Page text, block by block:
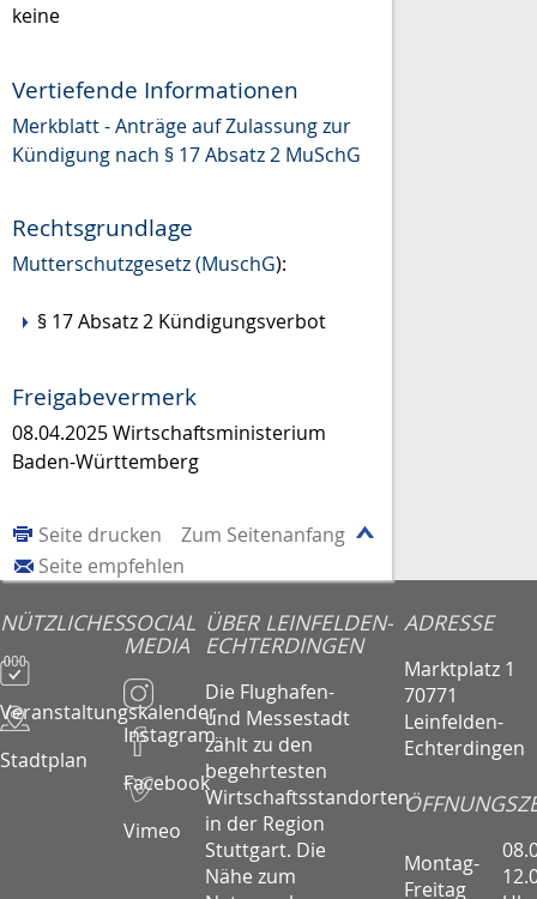
keine
Vertiefende Informationen
Merkblatt - Anträge auf Zulassung zur
Kündigung nach § 17 Absatz 2 MuSchG
Rechtsgrundlage
Mutterschutzgesetz (MuschG):
§ 17 Absatz 2 Kündigungsverbot
Freigabevermerk
08.04.2025 Wirtschaftsministerium
Baden-Württemberg
Zum Seitenanfang
Seite drucken
Seite empfehlen
NÜTZLICHES
Veranstaltungskalender
Stadtplan
SOCIAL
MEDIA
Instagram
Facebook
Vimeo
ÜBER LEINFELDEN-
ECHTERDINGEN
Die Flughafen-
und Messestadt
zählt zu den
begehrtesten
Wirtschaftsstandorten
in der Region
Stuttgart. Die
Nähe zum
ADRESSE
Marktplatz 1
70771
Leinfelden-
Echterdingen
Montag-
Freitag